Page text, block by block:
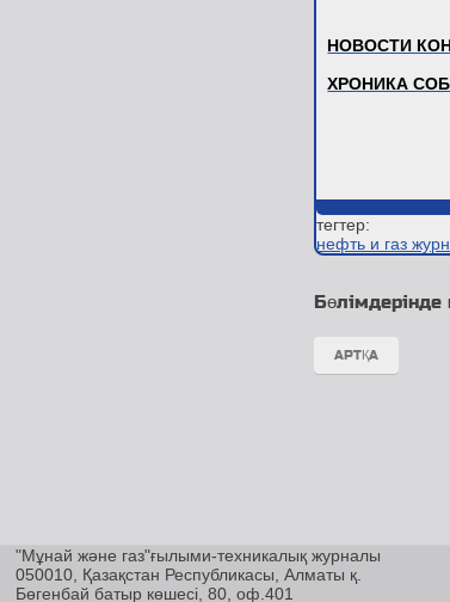
НОВОСТИ
ХРОНИКА
тегтер:
нефть и газ
Бөлімдерінде
АРТҚА
"Мұнай және газ"ғылыми-техникалық журналы
050010, Қазақстан Республикасы, Алматы қ.
Бөгенбай батыр көшесі, 80, оф.401